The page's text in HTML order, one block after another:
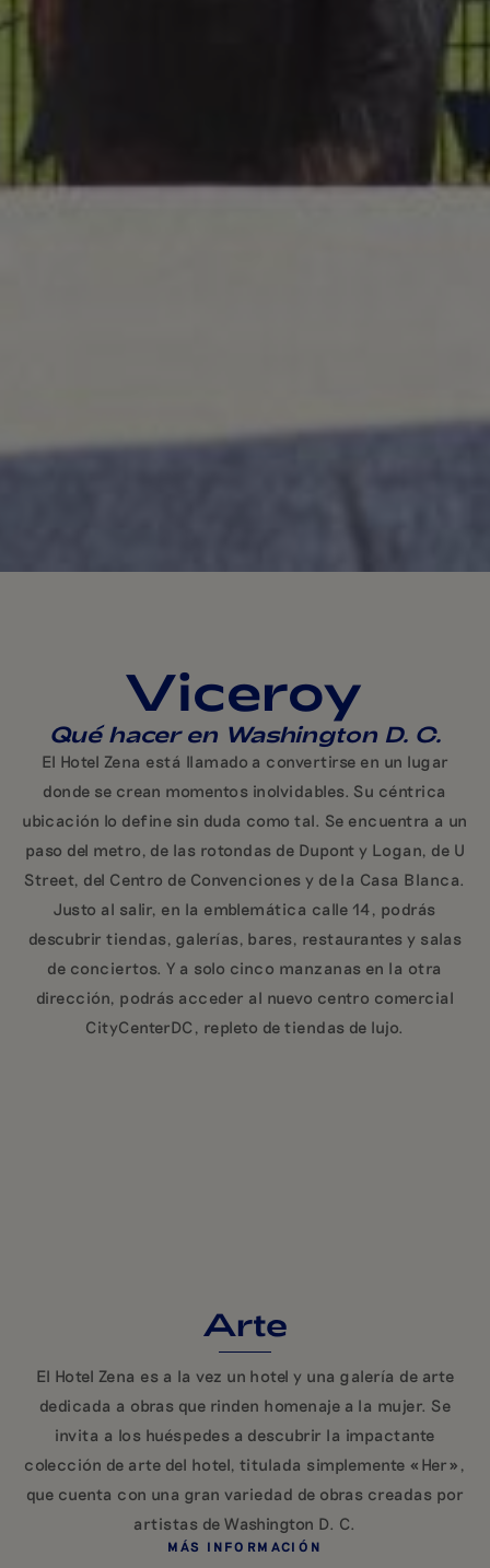
Viceroy
Qué hacer en Washington D. C.
El Hotel Zena está llamado a convertirse en un lugar
donde se crean momentos inolvidables. Su céntrica
ubicación lo define sin duda como tal. Se encuentra a un
paso del metro, de las rotondas de Dupont y Logan, de U
Street, del Centro de Convenciones y de la Casa Blanca.
Justo al salir, en la emblemática calle 14, podrás
descubrir tiendas, galerías, bares, restaurantes y salas
de conciertos. Y a solo cinco manzanas en la otra
dirección, podrás acceder al nuevo centro comercial
CityCenterDC, repleto de tiendas de lujo.
Arte
El Hotel Zena es a la vez un hotel y una galería de arte
dedicada a obras que rinden homenaje a la mujer. Se
invita a los huéspedes a descubrir la impactante
colección de arte del hotel, titulada simplemente «Her»,
que cuenta con una gran variedad de obras creadas por
artistas de Washington D. C.
MÁS INFORMACIÓN